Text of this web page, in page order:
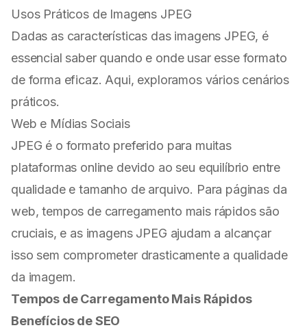
Usos Práticos de Imagens JPEG
Dadas as características das imagens JPEG, é
essencial saber quando e onde usar esse formato
de forma eficaz. Aqui, exploramos vários cenários
práticos.
Web e Mídias Sociais
JPEG é o formato preferido para muitas
plataformas online devido ao seu equilíbrio entre
qualidade e tamanho de arquivo. Para páginas da
web, tempos de carregamento mais rápidos são
cruciais, e as imagens JPEG ajudam a alcançar
isso sem comprometer drasticamente a qualidade
da imagem.
Tempos de Carregamento Mais Rápidos
Benefícios de SEO